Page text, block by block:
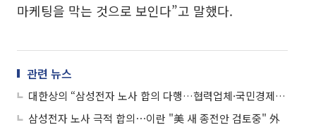
마케팅을 막는 것으로 보인다”고 말했다.
관련 뉴스
대한상의 “삼성전자 노사 합의 다행…협력업체·국민경제에 큰 의미”
삼성전자 노사 극적 합의⋯이란 "美 새 종전안 검토중" 外